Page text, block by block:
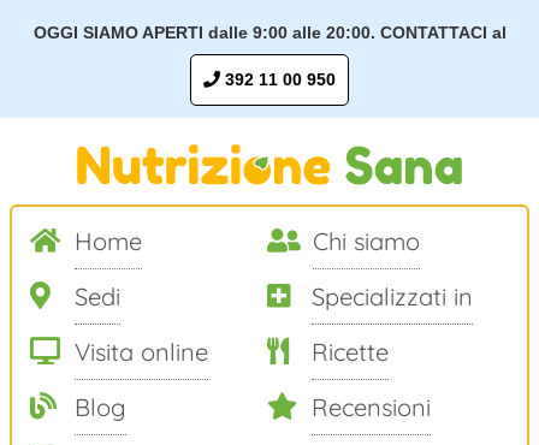
OGGI SIAMO APERTI dalle 9:00 alle 20:00. CONTATTACI al
392 11 00 950
Home
Chi siamo
Sedi
Specializzati in
Visita online
Ricette
Blog
Recensioni